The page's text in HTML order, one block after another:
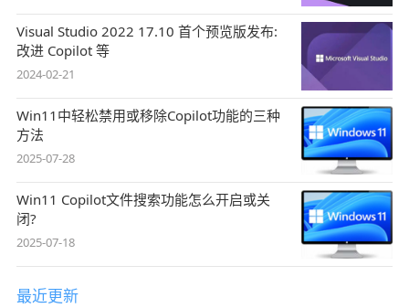
Visual Studio 2022 17.10 首个预览版发布:
改进 Copilot 等
2024-02-21
Win11中轻松禁用或移除Copilot功能的三种
方法
2025-07-28
Win11 Copilot文件搜索功能怎么开启或关
闭?
2025-07-18
最近更新